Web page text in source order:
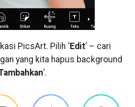
PicsArt. Pilih ‘ Edit’ – cari
yang kita hapus background
’.